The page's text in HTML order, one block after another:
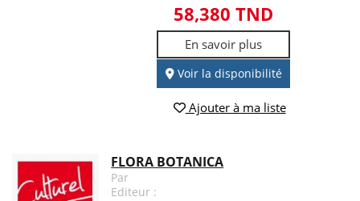
58,380 TND
En savoir plus
Voir la disponibilité
Ajouter à ma liste
FLORA BOTANICA
Par
Editeur :